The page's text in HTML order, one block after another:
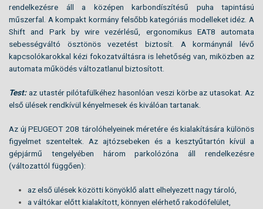
rendelkezésre áll a középen karbondíszítésű puha tapintású
műszerfal. A kompakt kormány felsőbb kategóriás modelleket idéz. A
Shift and Park by wire vezérlésű, ergonomikus EAT8 automata
sebességváltó ösztönös vezetést biztosít. A kormánynál lévő
kapcsolókarokkal kézi fokozatváltásra is lehetőség van, miközben az
automata működés változatlanul biztosított.
Test:az utastér pilótafülkéhez hasonlóan veszi körbe az utasokat. Az
első ülések rendkívül kényelmesek és kiválóan tartanak.
Az új PEUGEOT 208 tárolóhelyeinek méretére és kialakítására különös
figyelmet szenteltek. Az ajtózsebeken és a kesztyűtartón kívül a
gépjármű tengelyében három parkolózóna áll rendelkezésre
(változattól függően):
az első ülések közötti könyöklő alatt elhelyezett nagy tároló,
a váltókar előtt kialakított, könnyen elérhető rakodófelület,